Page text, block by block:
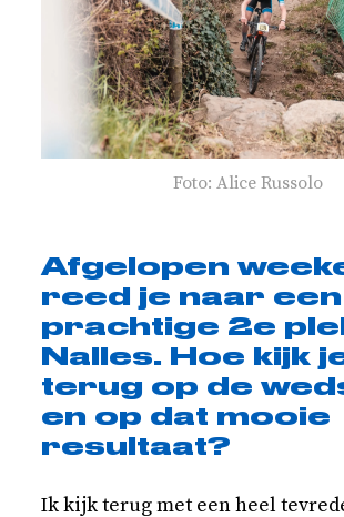
Foto: Alice Russolo
Afgelopen
reed je naar een
prachtige 2e
Nalles. Hoe kijk
terug op de
en op dat mooie
resultaat?
Ik kijk terug met een heel